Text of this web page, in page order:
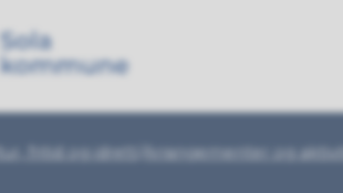
fritid og idrett Arrangementer og